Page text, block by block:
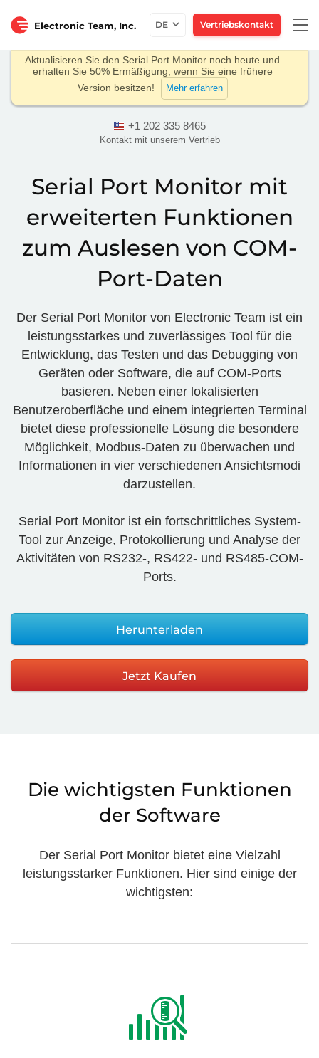
Electronic Team, Inc. DE Vertriebskontakt
Aktualisieren Sie den Serial Port Monitor noch heute und
erhalten Sie 50% Ermäßigung, wenn Sie eine frühere
Version besitzen!
Mehr erfahren
+1 202 335 8465
Kontakt mit unserem Vertrieb
Serial Port Monitor mit
erweiterten Funktionen
zum Auslesen von COM-
Port-Daten
Der Serial Port Monitor von Electronic Team ist ein
leistungsstarkes und zuverlässiges Tool für die
Entwicklung, das Testen und das Debugging von
Geräten oder Software, die auf COM-Ports
basieren. Neben einer lokalisierten
Benutzeroberfläche und einem integrierten Terminal
bietet diese professionelle Lösung die besondere
Möglichkeit, Modbus-Daten zu überwachen und
Informationen in vier verschiedenen Ansichtsmodi
darzustellen.
Serial Port Monitor ist ein fortschrittliches System-
Tool zur Anzeige, Protokollierung und Analyse der
Aktivitäten von RS232-, RS422- und RS485-COM-
Ports.
Herunterladen
Jetzt Kaufen
Die wichtigsten Funktionen
der Software
Der Serial Port Monitor bietet eine Vielzahl
leistungsstarker Funktionen. Hier sind einige der
wichtigsten: